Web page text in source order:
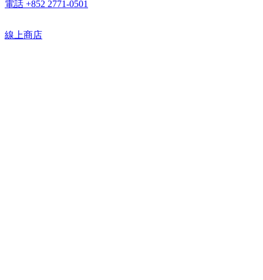
電話 +852 2771-0501
線上商店